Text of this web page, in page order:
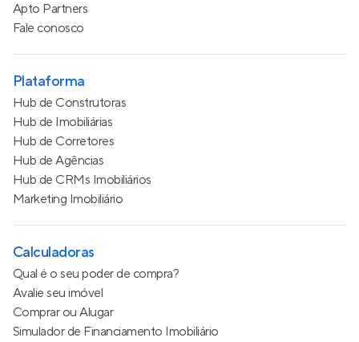
Apto Partners
Fale conosco
Plataforma
Hub de Construtoras
Hub de Imobiliárias
Hub de Corretores
Hub de Agências
Hub de CRMs Imobiliários
Marketing Imobiliário
Calculadoras
Qual é o seu poder de compra?
Avalie seu imóvel
Comprar ou Alugar
Simulador de Financiamento Imobiliário